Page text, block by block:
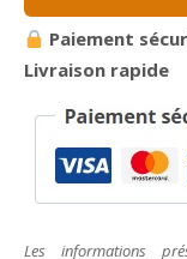
Paiement
Livraison rapide
Les informations